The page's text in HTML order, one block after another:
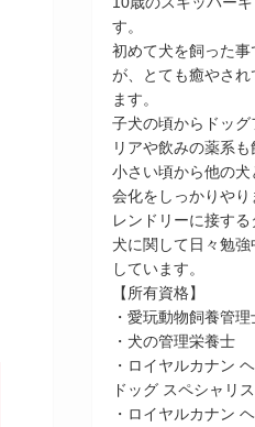
す。
初めて犬を飼った
が、とても癒やさ
ます。
子犬の頃からドッ
リアや飲みの薬系
小さい頃から他の
会化をしっかりや
レンドリーに接する
犬に関して日々勉
しています。
【所有資格】
・愛玩動物飼養管理
・犬の管理栄養士
・ロイヤルカナン
ドッグ スペシャリ
・ロイヤルカナン